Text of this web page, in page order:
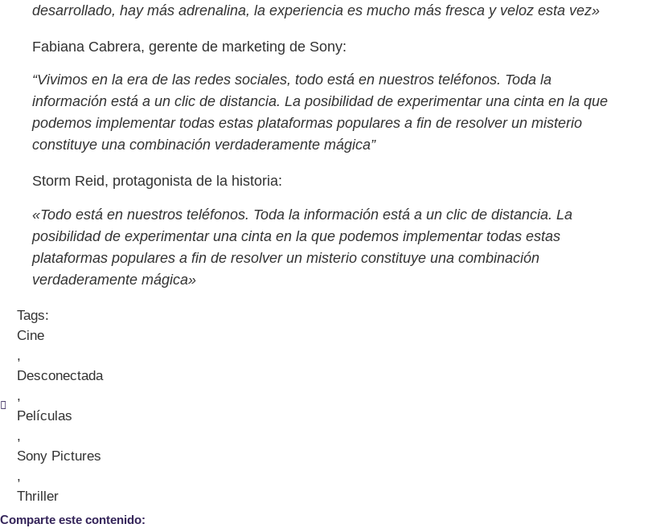
desarrollado, hay más adrenalina, la experiencia es mucho más fresca y veloz esta vez»
Fabiana Cabrera, gerente de marketing de Sony:
“Vivimos en la era de las redes sociales, todo está en nuestros teléfonos. Toda la
información está a un clic de distancia. La posibilidad de experimentar una cinta en la que
podemos implementar todas estas plataformas populares a fin de resolver un misterio
constituye una combinación verdaderamente mágica”
Storm Reid, protagonista de la historia:
«Todo está en nuestros teléfonos. Toda la información está a un clic de distancia. La
posibilidad de experimentar una cinta en la que podemos implementar todas estas
plataformas populares a fin de resolver un misterio constituye una combinación
verdaderamente mágica»
Tags:
Cine
,
Desconectada
,
Películas
,
Sony Pictures
,
Thriller
Comparte este contenido: